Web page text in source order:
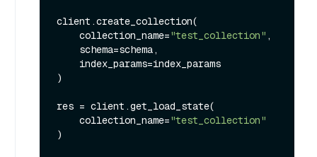
client.create_collection(
    collection_name=
"test_collection" ,
)
res = client.get_load_state(
    collection_name=
"test_collection"
)